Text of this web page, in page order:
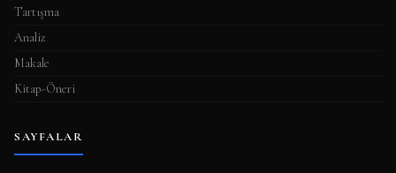
Tartışma
Analiz
Makale
Kitap-Öneri
SAYFALAR